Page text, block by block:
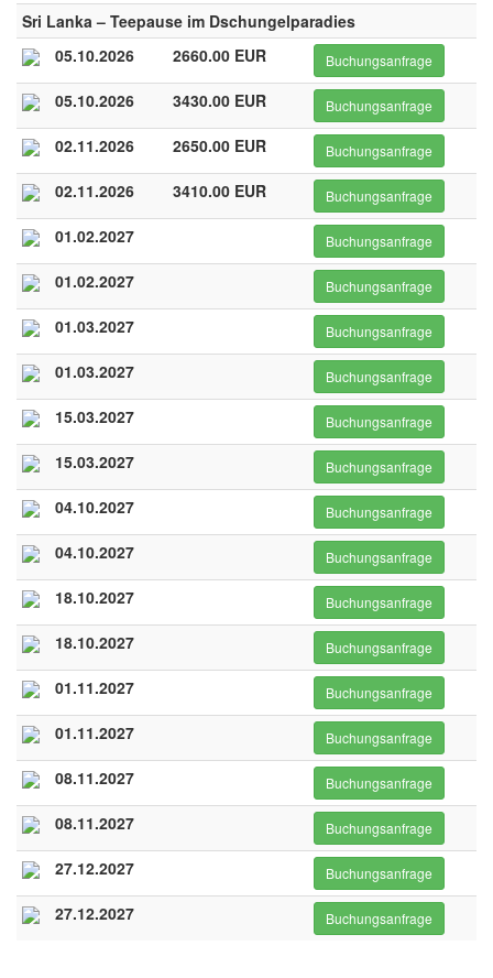
Sri Lanka – Teepause im Dschungelparadies
05.10.2026
2660.00 EUR Buchungsanfrage
05.10.2026 3430.00 EUR Buchungsanfrage
02.11.2026 2650.00 EUR Buchungsanfrage
02.11.2026 3410.00 EUR Buchungsanfrage
01.02.2027 Buchungsanfrage
01.02.2027 Buchungsanfrage
01.03.2027 Buchungsanfrage
01.03.2027 Buchungsanfrage
15.03.2027 Buchungsanfrage
15.03.2027 Buchungsanfrage
04.10.2027 Buchungsanfrage
04.10.2027 Buchungsanfrage
18.10.2027 Buchungsanfrage
18.10.2027 Buchungsanfrage
01.11.2027 Buchungsanfrage
01.11.2027 Buchungsanfrage
08.11.2027 Buchungsanfrage
08.11.2027 Buchungsanfrage
27.12.2027 Buchungsanfrage
27.12.2027 Buchungsanfrage